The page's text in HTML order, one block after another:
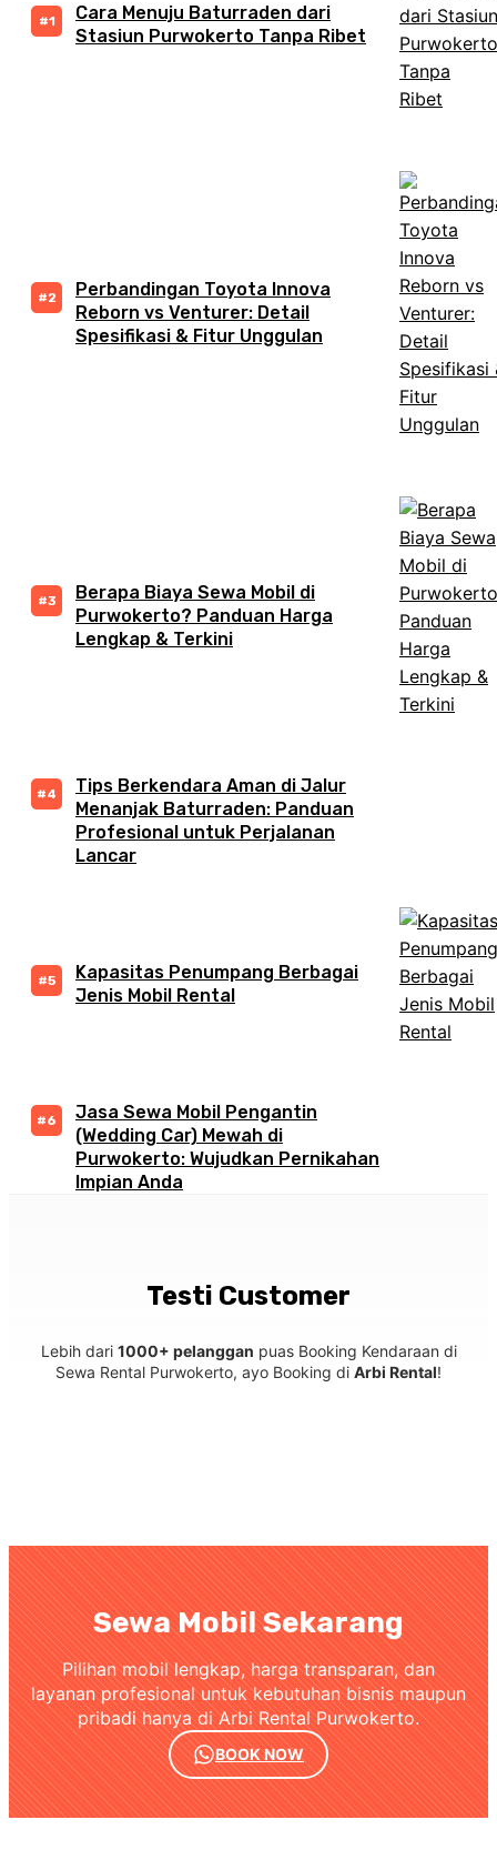
Cara Menuju Baturraden dari
Stasiun Purwokerto Tanpa Ribet
Perbandingan Toyota Innova
Reborn vs Venturer: Detail
Spesifikasi & Fitur Unggulan
Berapa Biaya Sewa Mobil di
Purwokerto? Panduan Harga
Lengkap & Terkini
Tips Berkendara Aman di Jalur
Menanjak Baturraden: Panduan
Profesional untuk Perjalanan
Lancar
Kapasitas Penumpang Berbagai
Jenis Mobil Rental
Jasa Sewa Mobil Pengantin
(Wedding Car) Mewah di
Purwokerto: Wujudkan Pernikahan
Impian Anda
Testi Customer
Lebih dari 1000+ pelanggan puas Booking Kendaraan di
Sewa Rental Purwokerto, ayo Booking di Arbi Rental!
Sewa Mobil Sekarang
Pilihan mobil lengkap, harga transparan, dan
layanan profesional untuk kebutuhan bisnis maupun
pribadi hanya di Arbi Rental Purwokerto.
BOOK NOW